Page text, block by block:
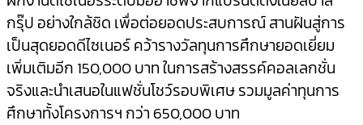
กรุ๊ป อย่างใกล้ชิด เพื่อต่อยอดประสบการณ์ สานฝันสู่การ
เป็นสุดยอดดีไซเนอร์ คว้ารางวัลทุนการศึกษายอดเยี่ยม
เพิ่มเติมอีก 150,000 บาท ในการสร้างสรรค์คอลเลกชั่น
จริงและนำเสนอในแฟชั่นโชว์รอบพิเศษ รวมมูลค่าทุนการ
ศึกษาทั้งโครงการฯ กว่า 650,000 บาท